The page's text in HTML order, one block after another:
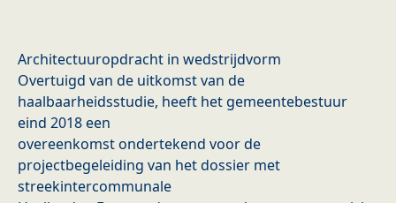
Architectuuropdracht in wedstrijdvorm
Overtuigd van de uitkomst van de
haalbaarheidsstudie, heeft het gemeentebestuur
eind 2018 een
overeenkomst ondertekend voor de
projectbegeleiding van het dossier met
streekintercommunale